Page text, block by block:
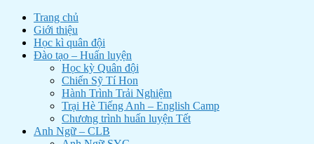
Trang chủ
Giới thiệu
Học kì quân đội
Đào tạo – Huấn luyện
Học kỳ Quân đội
Chiến Sỹ Tí Hon
Hành Trình Trải Nghiệm
Trại Hè Tiếng Anh – English Camp
Chương trình huấn luyện Tết
Anh Ngữ – CLB